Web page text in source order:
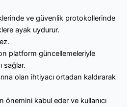
ve güvenlik protokollerinde
ayak uydurur.
platform güncellemeleriyle
sağlar.
olan ihtiyacı ortadan kaldırarak
önemini kabul eder ve kullanıcı